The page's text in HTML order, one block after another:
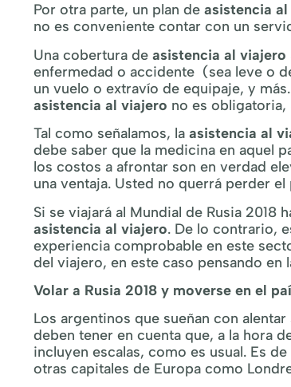
Por otra parte, un plan de asistencia
no es conveniente contar con un
Una cobertura de asistencia al viajero
enfermedad o accidente (sea leve o
un vuelo o extravío de equipaje, y
asistencia al viajero no es
Tal como señalamos, la asistencia al
debe saber que la medicina en aquel
los costos a afrontar son en verdad
una ventaja. Usted no querrá perder
Si se viajará al Mundial de Rusia
asistencia al viajero. De lo contrario,
experiencia comprobable en este
del viajero, en este caso pensando en
Volar a Rusia 2018 y moverse en el
Los argentinos que sueñan con
deben tener en cuenta que, a la hora
incluyen escalas, como es usual. Es de
otras capitales de Europa como